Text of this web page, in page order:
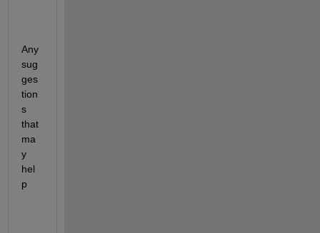
Any
sug
ges
tion
s
that
ma
y
hel
p